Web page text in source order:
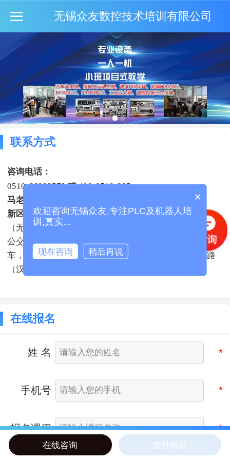
无锡众友数控技术培训有限公司
联系方式
咨询电话：
0510-66893579 或 400-0510-985
马老师：
新区总校地址：
（无锡新吴区泰山路2号）无锡国际科技合作园B座一楼
公交路线：758/51/751路到泰山路（统一马口铁）下
车，右转至无锡国际科技合作园 或 769,777路到泰山路
（汉江路）下车，左转至无锡国际科技合作园即可。
在线报名
姓 名
手机号
报名课程
首页 联系我们 来校路线
×
欢迎咨询无锡众友,专注PLC及机器人培
训,真实...
现在咨询 稍后再说
在线咨询 拨打电话